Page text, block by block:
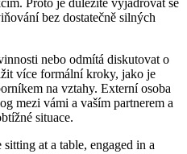
bez dostatečně silných
nebo odmítá diskutovat o
více formální kroky, jako je
na vztahy. Externí osoba
mezi vámi a vaším partnerem a
situace.